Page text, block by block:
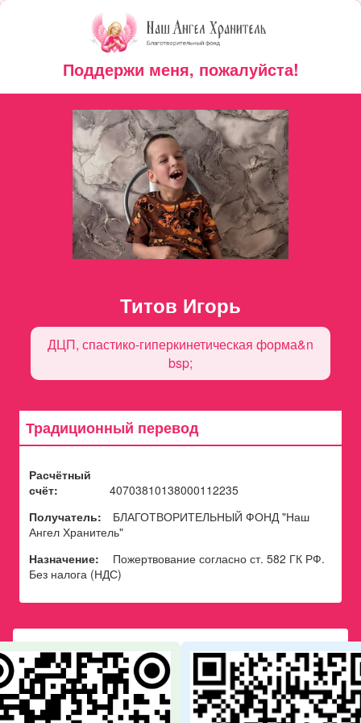
Поддержи меня, пожалуйста!
Титов Игорь
ДЦП, спастико-гиперкинетическая форма&n
bsp;
Традиционный перевод
Расчётный
счёт:
40703810138000112235
Получатель:
БЛАГОТВОРИТЕЛЬНЫЙ ФОНД "Наш
Ангел Хранитель"
Назначение:
Пожертвование согласно ст. 582 ГК РФ.
Без налога (НДС)